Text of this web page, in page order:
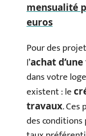
mensualité
euros
Pour des
l’achat
dans votre
existent : le
travaux.
des conditions